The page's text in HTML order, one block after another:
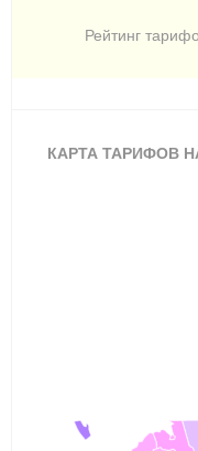
Рейтинг
КАРТА ТАРИФОВ